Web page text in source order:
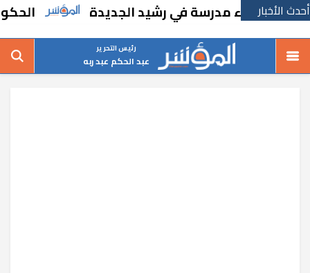
أحدث الأخبار
بإنشاء مدرسة في رشيد الجديدة الحكومة
رئيس التحرير
عبد الحكم عبد ربه